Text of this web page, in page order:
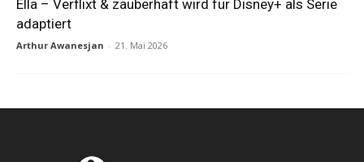
Ella – Verflixt & zauberhaft wird für Disney+ als Serie
adaptiert
Arthur Awanesjan - 21. Mai 2026